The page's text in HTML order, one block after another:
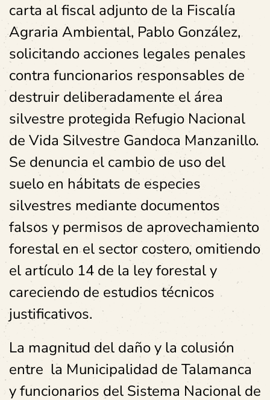
carta al fiscal adjunto de la Fiscalía
Agraria Ambiental, Pablo González,
solicitando acciones legales penales
contra funcionarios responsables de
destruir deliberadamente el área
silvestre protegida Refugio Nacional
de Vida Silvestre Gandoca Manzanillo.
Se denuncia el cambio de uso del
suelo en hábitats de especies
silvestres mediante documentos
falsos y permisos de aprovechamiento
forestal en el sector costero, omitiendo
el artículo 14 de la ley forestal y
careciendo de estudios técnicos
justificativos.
La magnitud del daño y la colusión
entre la Municipalidad de Talamanca
y funcionarios del Sistema Nacional de